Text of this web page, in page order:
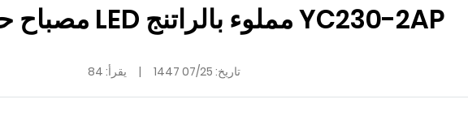
مصباح حمام سباحة LED مملوء بالراتنج YC230-2AP
تاريخ: 07/25 1447
| يقرأ: 84